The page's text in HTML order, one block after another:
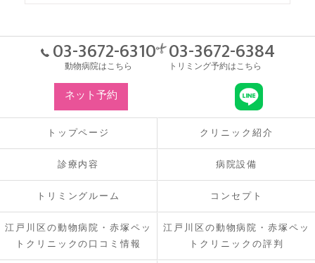
03-3672-6310
動物病院はこちら 03-3672-6384
トリミング予約はこちら
ネット予約
トップページ クリニック紹介
診療内容 病院設備
トリミングルーム コンセプト
江戸川区の動物病院・赤塚ペッ
トクリニックの口コミ情報
江戸川区の動物病院・赤塚ペッ
トクリニックの評判